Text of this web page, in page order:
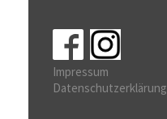
Impressum
Datenschutzerklärung